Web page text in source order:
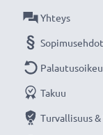
Yhteys
Sopimusehdot
Takuu
Turvallisuus